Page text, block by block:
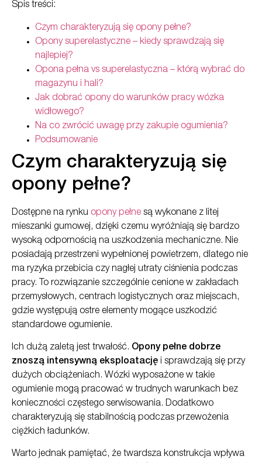
Spis treści:
Czym charakteryzują się opony pełne?
Opony superelastyczne – kiedy sprawdzają się
najlepiej?
Opona pełna vs superelastyczna – którą wybrać do
magazynu i hali?
Jak dobrać opony do warunków pracy wózka
widłowego?
Na co zwrócić uwagę przy zakupie ogumienia?
Podsumowanie
Czym charakteryzują się
opony pełne?
Dostępne na rynku opony pełne są wykonane z litej
mieszanki gumowej, dzięki czemu wyróżniają się bardzo
wysoką odpornością na uszkodzenia mechaniczne. Nie
posiadają przestrzeni wypełnionej powietrzem, dlatego nie
ma ryzyka przebicia czy nagłej utraty ciśnienia podczas
pracy. To rozwiązanie szczególnie cenione w zakładach
przemysłowych, centrach logistycznych oraz miejscach,
gdzie występują ostre elementy mogące uszkodzić
standardowe ogumienie.
Ich dużą zaletą jest trwałość. Opony pełne dobrze
znoszą intensywną eksploatację i sprawdzają się przy
dużych obciążeniach. Wózki wyposażone w takie
ogumienie mogą pracować w trudnych warunkach bez
konieczności częstego serwisowania. Dodatkowo
charakteryzują się stabilnością podczas przewożenia
ciężkich ładunków.
Warto jednak pamiętać, że twardsza konstrukcja wpływa